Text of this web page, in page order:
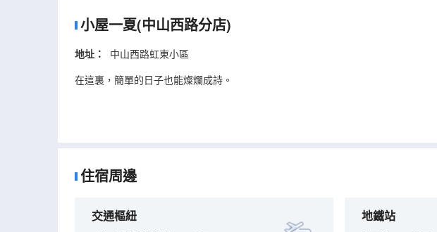
小屋一夏(中山西路分店)
地址：
中山西路虹東小區
在這裏，簡單的日子也能燦爛成詩。
住宿周邊
交通樞紐 地鐵站